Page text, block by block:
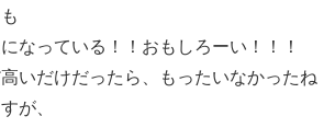
なっている！！おもしろーい！！！
いだけだったら、もったいなかったね
が、